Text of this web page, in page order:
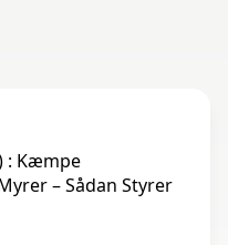
: Kæmpe
– Sådan Styrer